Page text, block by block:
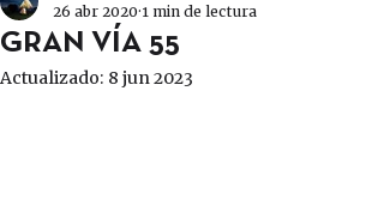
GRAN VÍA 55
26 abr 2020 1 min de lectura
Actualizado: 8 jun 2023